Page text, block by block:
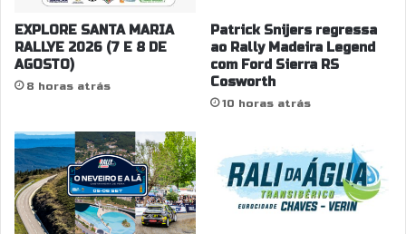
EXPLORE SANTA MARIA
RALLYE 2026 (7 E 8 DE
AGOSTO)
8 horas atrás
Patrick Snijers regressa
ao Rally Madeira Legend
com Ford Sierra RS
Cosworth
10 horas atrás